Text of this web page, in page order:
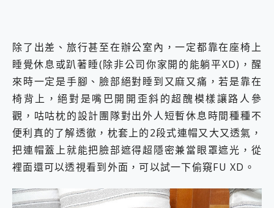
除了出差、旅行甚至在辦公室內，一定都靠在座椅上
睡覺休息或趴著睡(除非公司你家開的能躺平XD)，醒
來時一定是手腳、臉部絕對睡到又麻又痛，若是靠在
椅背上，絕對是嘴巴開開歪斜的超醜模樣讓路人參
觀，咕咕枕的設計團隊對出外人短暫休息時間種種不
便利真的了解透徹，枕套上的2段式連帽又大又透氣，
把連帽蓋上就能把臉部遮得超隱密兼當眼罩遮光，從
裡面還可以透視看到外面，可以試一下偷窺FU XD。